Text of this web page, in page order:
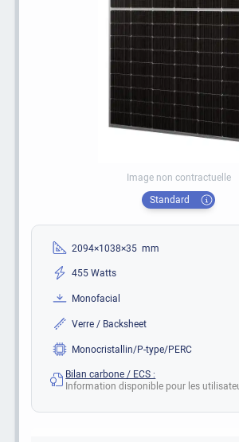
Image non contractuelle
Standard
2094×1038×35 mm
455 Watts
Monofacial
Verre / Backsheet
Monocristallin/P-type/PERC
Bilan carbone / ECS :
Information disponible pour les